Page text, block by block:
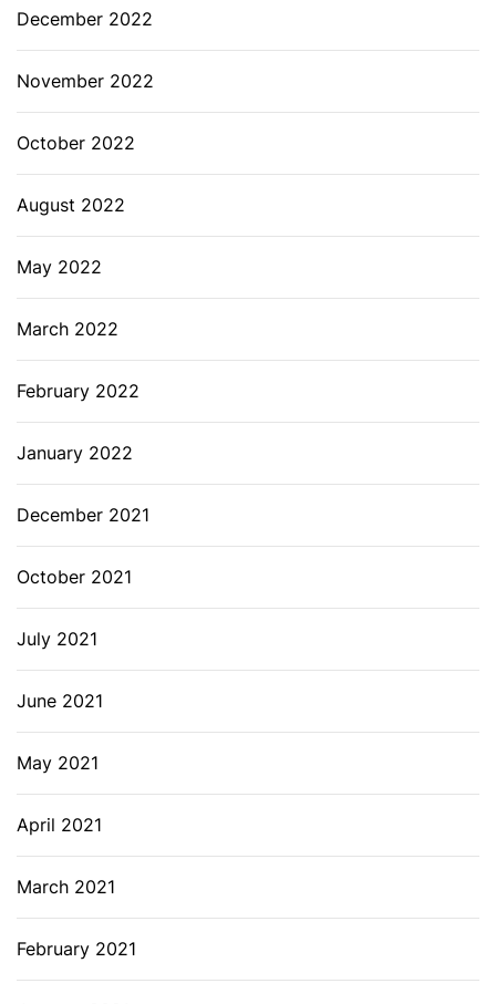
December 2022
November 2022
October 2022
August 2022
May 2022
March 2022
February 2022
January 2022
December 2021
October 2021
July 2021
June 2021
May 2021
April 2021
March 2021
February 2021